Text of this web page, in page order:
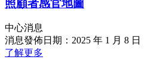
照顧者感官地圖
中心消息
消息發佈日期：2025 年 1 月 8 日
了解更多